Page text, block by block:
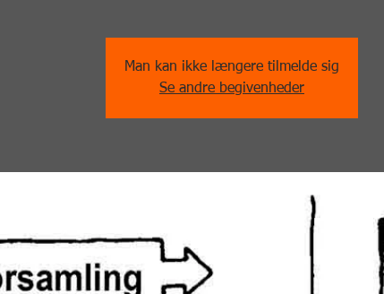
Man kan ikke længere tilmelde sig
Se andre begivenheder